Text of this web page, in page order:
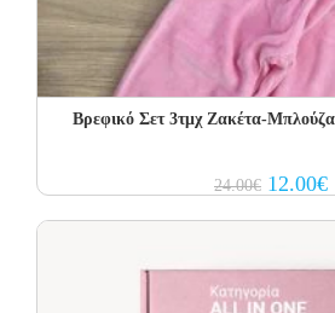
Βρεφικό Σετ 3τμχ Ζακέτα-
24.00€ Original
price
12.00€